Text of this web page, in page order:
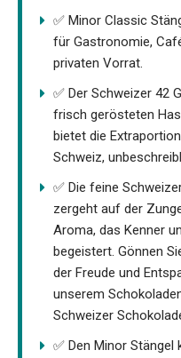
✅ Minor Classic
für Gastronomie,
privaten Vorrat.
✅ Der Schweizer 42
frisch gerösteten
bietet die
Schweiz,
✅ Die feine
zergeht auf der
Aroma, das Kenner
begeistert. Gönnen
der Freude und
unserem
Schweizer
✅ Den Minor Stängel